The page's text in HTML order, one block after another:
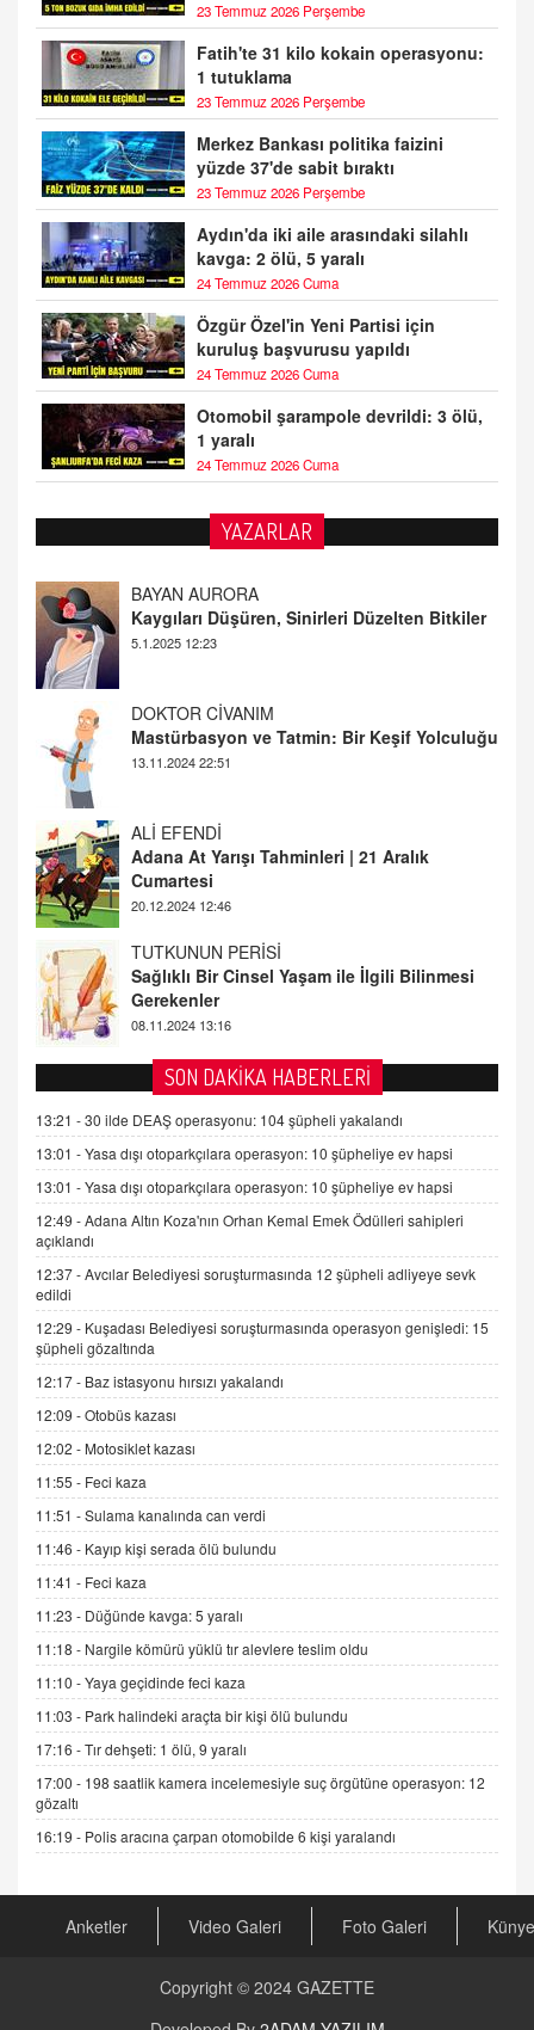
23 Temmuz 2026 Perşembe
Fatih'te 31 kilo kokain operasyonu:
1 tutuklama
23 Temmuz 2026 Perşembe
Merkez Bankası politika faizini
yüzde 37'de sabit bıraktı
23 Temmuz 2026 Perşembe
Aydın'da iki aile arasındaki silahlı
kavga: 2 ölü, 5 yaralı
24 Temmuz 2026 Cuma
Özgür Özel'in Yeni Partisi için
kuruluş başvurusu yapıldı
24 Temmuz 2026 Cuma
Otomobil şarampole devrildi: 3 ölü,
1 yaralı
24 Temmuz 2026 Cuma
YAZARLAR
DOKTOR CİVANIM
Mastürbasyon ve Tatmin: Bir Keşif Yolculuğu
13.11.2024 22:51
ALİ EFENDİ
Adana At Yarışı Tahminleri | 21 Aralık
Cumartesi
TUTKUNUN PERİSİ
Sağlıklı Bir Cinsel Yaşam ile İlgili Bilinmesi
Gerekenler
08.11.2024 13:16
FARUK ÖNALAN
Tezkere Onaylanmasaydı…
2 Kasım 2021 Salı 00:11
AV. DOĞAN CAN DOĞAN
Kişisel verilerin korunması ve dijital hukukun
gelişimi
SEHER EREK
Kış Ayları Geldi, Hangi Önlemler Alınmalı?
İNCİ GÜL AKÖL
Trump Keşke Adana'yı da Ziyaret Etse...
06.07.2026 13:00
ADEM AKÖL
Esed Destekçilerinin Yüzüne Vurulan Şamar:
Sednaya
11.12.2024 12:30
DR. EKREM ASLAN
Gerçek Ne, Algı Ne? "Beraber Yürüyoruz"
Cümlesinin Peşinden
19.07.2025 12:45
GÖNÜL MENEKŞE
Şifacının Yolu
04.11.2025 12:56
AV. RÜMEYSA ÖZKALE
Arabulucuya Başvuru Şartı
CAN UĞURATEŞ
Değişen yapısıyla Suriye
SON DAKİKA HABERLERİ
13:21 -30 ilde DEAŞ operasyonu: 104 şüpheli yakalandı
13:01 -Yasa dışı otoparkçılara operasyon: 10 şüpheliye ev hapsi
13:01 -Yasa dışı otoparkçılara operasyon: 10 şüpheliye ev hapsi
12:49 -Adana Altın Koza'nın Orhan Kemal Emek Ödülleri sahipleri
açıklandı
12:37 -Avcılar Belediyesi soruşturmasında 12 şüpheli adliyeye sevk
edildi
12:29 - Kuşadası Belediyesi soruşturmasında operasyon genişledi: 15
şüpheli gözaltında
12:17 - Baz istasyonu hırsızı yakalandı
12:09 -Otobüs kazası
12:02 - Motosiklet kazası
11:55 - Feci kaza
11:51 -Sulama kanalında can verdi
11:46 - Kayıp kişi serada ölü bulundu
11:41 - Feci kaza
11:23 - Düğünde kavga: 5 yaralı
11:18 - Nargile kömürü yüklü tır alevlere teslim oldu
11:10 -Yaya geçidinde feci kaza
11:03 - Park halindeki araçta bir kişi ölü bulundu
17:16 -Tır dehşeti: 1 ölü, 9 yaralı
17:00 - 198 saatlik kamera incelemesiyle suç örgütüne operasyon: 12
gözaltı
16:19 - Polis aracına çarpan otomobilde 6 kişi yaralandı
Anketler Video Galeri Foto Galeri Künye
Copyright © 2024 GAZETTE